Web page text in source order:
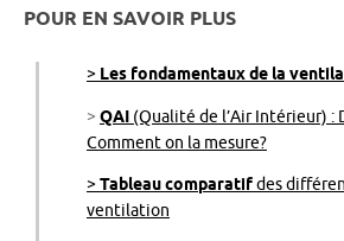
POUR EN SAVOIR PLUS
>Les fondamentaux de la
> QAI (Qualité de l’Air Intérieur) :
Comment on la mesure?
>Tableau comparatifdes
ventilation